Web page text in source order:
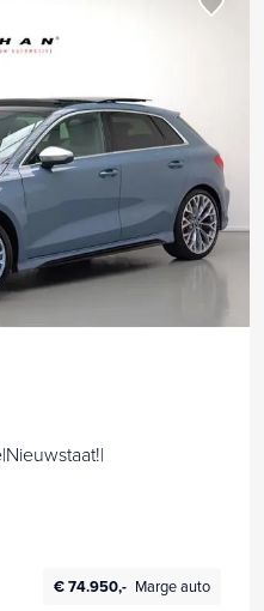
€ 74.950,- Marge auto